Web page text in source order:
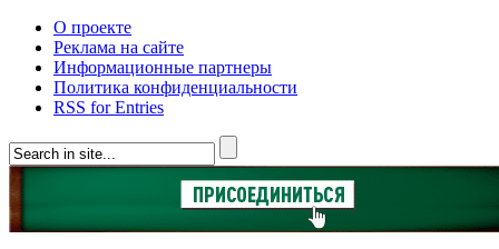
О проекте
Реклама на сайте
Информационные партнеры
Политика конфиденциальности
RSS for Entries